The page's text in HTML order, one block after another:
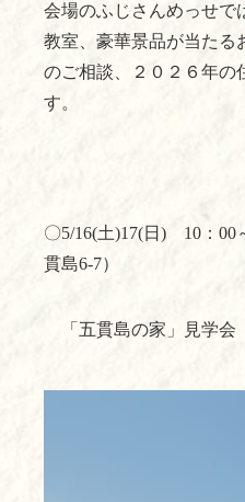
会場のふじさんめっせで
教室、豪華景品が当たる
のご相談、２０２６年の
す。
〇5/16(土)17(日 ) 10 ： 00
貫島6-7）
「五貫島の家」見学会